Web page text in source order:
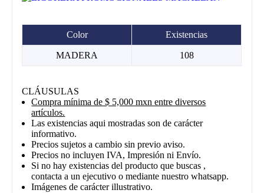
Color Existencias
MADERA 108
CLÁUSULAS
Compra mínima de $ 5,000 mxn entre diversos
artículos.
Las existencias aqui mostradas son de carácter
informativo.
Precios sujetos a cambio sin previo aviso.
Precios no incluyen IVA, Impresión ni Envío.
Si no hay existencias del producto que buscas ,
contacta a un ejecutivo o mediante nuestro whatsapp.
Imágenes de carácter illustrativo.